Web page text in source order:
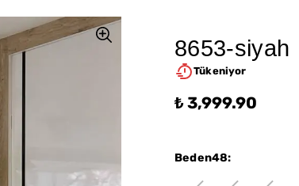
8653-siyah
Tükeniyor
₺ 3,999.90
Beden48: